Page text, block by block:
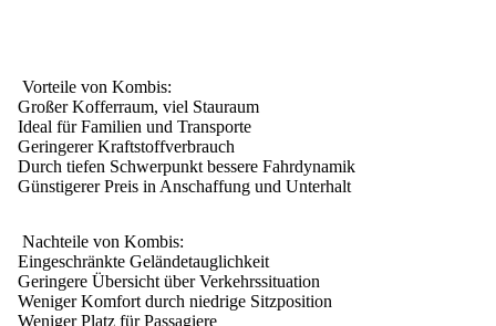
Vorteile von Kombis:
Großer Kofferraum, viel Stauraum
Ideal für Familien und Transporte
Geringerer Kraftstoffverbrauch
Durch tiefen Schwerpunkt bessere Fahrdynamik
Günstigerer Preis in Anschaffung und Unterhalt
Nachteile von Kombis:
Eingeschränkte Geländetauglichkeit
Geringere Übersicht über Verkehrssituation
Weniger Komfort durch niedrige Sitzposition
Weniger Platz für Passagiere